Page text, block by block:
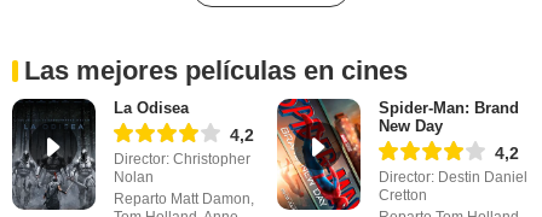
Las mejores películas en cines
La Odisea
4,2
Director: Christopher
Nolan
Reparto Matt Damon,
Spider-Man: Brand
New Day
4,2
Director: Destin Daniel
Cretton